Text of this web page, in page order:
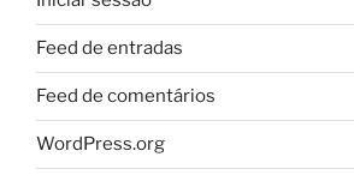
Feed de entradas
Feed de comentários
WordPress.org